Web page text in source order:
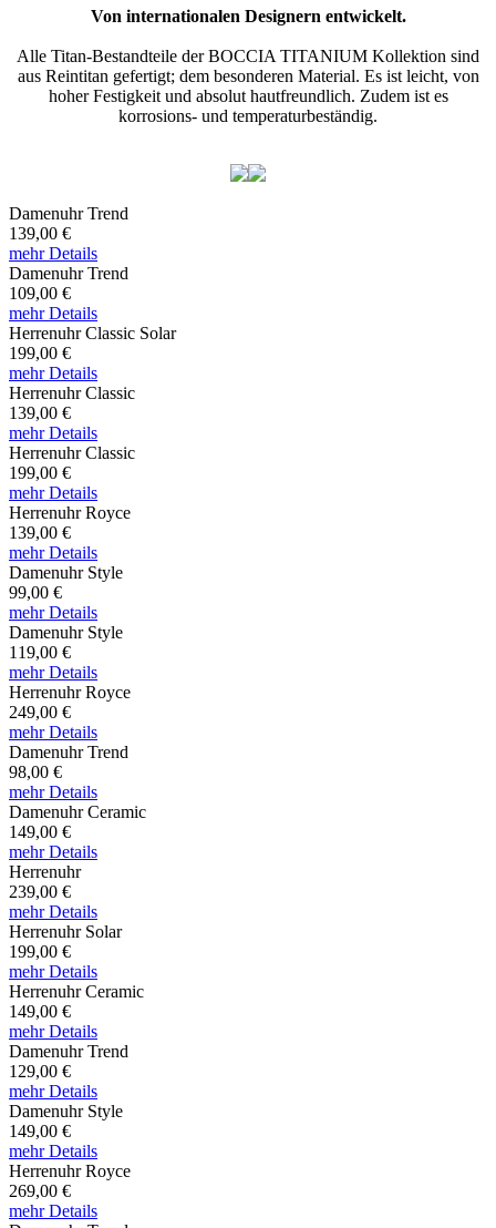
Von internationalen Designern entwickelt.
Alle Titan-Bestandteile der BOCCIA TITANIUM Kollektion sind
aus Reintitan gefertigt; dem besonderen Material. Es ist leicht, von
hoher Festigkeit und absolut hautfreundlich. Zudem ist es
korrosions- und temperaturbeständig.
Damenuhr Trend
139,00 €
mehr Details
Damenuhr Trend
109,00 €
mehr Details
Herrenuhr Classic Solar
199,00 €
mehr Details
Herrenuhr Classic
139,00 €
mehr Details
Herrenuhr Classic
199,00 €
mehr Details
Herrenuhr Royce
139,00 €
mehr Details
Damenuhr Style
99,00 €
mehr Details
Damenuhr Style
119,00 €
mehr Details
Herrenuhr Royce
249,00 €
mehr Details
Damenuhr Trend
98,00 €
mehr Details
Damenuhr Ceramic
149,00 €
mehr Details
Herrenuhr
239,00 €
mehr Details
Herrenuhr Solar
199,00 €
mehr Details
Herrenuhr Ceramic
149,00 €
mehr Details
Damenuhr Trend
129,00 €
mehr Details
Damenuhr Style
149,00 €
mehr Details
Herrenuhr Royce
269,00 €
mehr Details